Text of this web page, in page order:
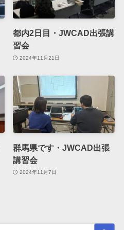
都内2日目・JWCAD出張講
習会
2024年11月21日
群馬県です・JWCAD出張
講習会
2024年11月7日